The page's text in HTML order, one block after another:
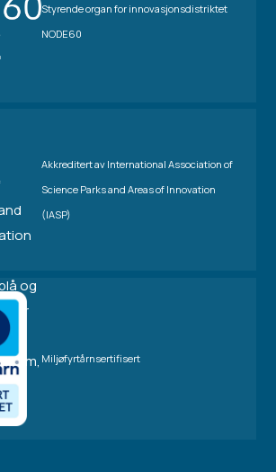
Styrende organ for innovasjonsdistriktet
NODE60
Akkreditert av International Association of
Science Parks and Areas of Innovation
(IASP)
Miljøfyrtårnsertifisert